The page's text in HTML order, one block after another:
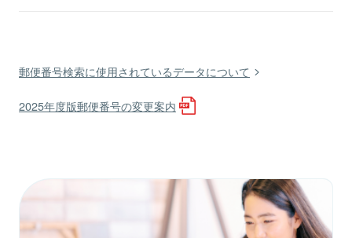
郵便番号検索に使用されているデータについて
2025年度版郵便番号の変更案内